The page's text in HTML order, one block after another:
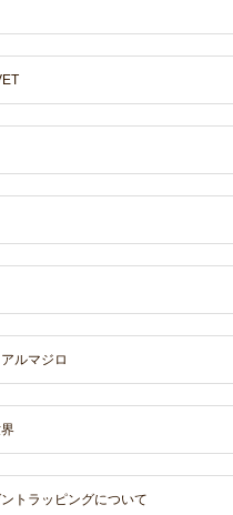
ルマジロ
トラッピングについて